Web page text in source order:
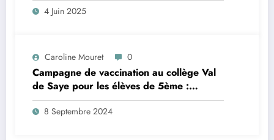
4 Juin 2025
Caroline Mouret 0
Campagne de vaccination au collège Val
de Saye pour les élèves de 5ème :
inscription en ligne avant le 28 septembre
2024
8 Septembre 2024